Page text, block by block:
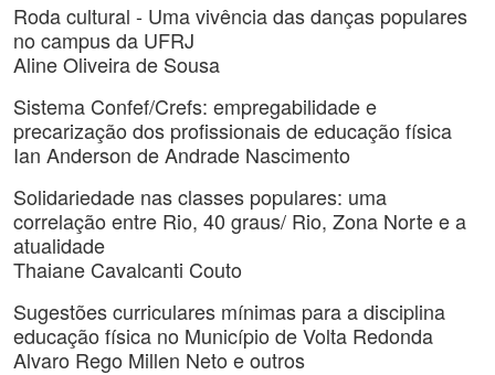
Roda cultural - Uma vivência das danças populares
no campus da UFRJ
Aline Oliveira de Sousa
Sistema Confef/Crefs: empregabilidade e
precarização dos profissionais de educação física
Ian Anderson de Andrade Nascimento
Solidariedade nas classes populares: uma
correlação entre Rio, 40 graus/ Rio, Zona Norte e a
atualidade
Thaiane Cavalcanti Couto
Sugestões curriculares mínimas para a disciplina
educação física no Município de Volta Redonda
Alvaro Rego Millen Neto e outros